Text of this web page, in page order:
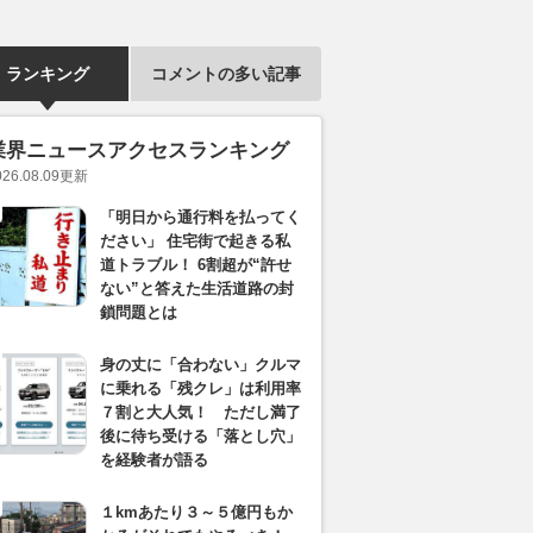
ランキング コメントの多い記事
界ニュースアクセスランキング
更新
「明日から通行料を払ってく
ださい」 住宅街で起きる私
道トラブル！ 6割超が“許せ
ない”と答えた生活道路の封
鎖問題とは
身の丈に「合わない」クルマ
に乗れる「残クレ」は利用率
７割と大人気！ ただし満了
後に待ち受ける「落とし穴」
を経験者が語る
１kmあたり３～５億円もか